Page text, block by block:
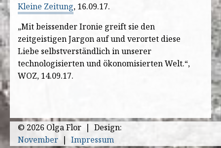
Kleine Zeitung, 16.09.17.
„Mit beissender Ironie greift sie den
zeitgeistigen Jargon auf und verortet diese
Liebe selbstverständlich in unserer
technologisierten und ökonomisierten Welt.“,
WOZ, 14.09.17.
© 2026 Olga Flor | Design:
November | Impressum